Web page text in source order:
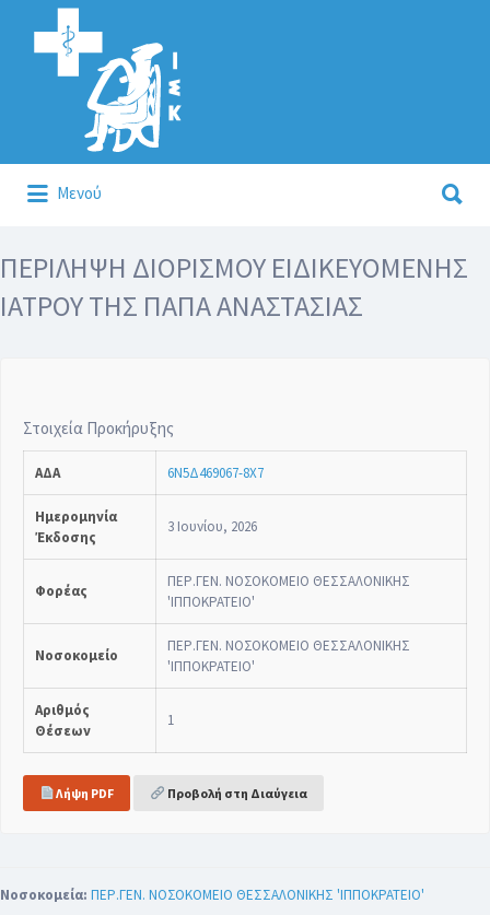
Αναζήτηση
για:
Μενού
για:
ΠΕΡΙΛΗΨΗ ΔΙΟΡΙΣΜΟΥ ΕΙΔΙΚΕΥΟΜΕΝΗΣ
ΙΑΤΡΟΥ ΤΗΣ ΠΑΠΑ ΑΝΑΣΤΑΣΙΑΣ
Στοιχεία Προκήρυξης
ΑΔΑ 6Ν5Δ469067-8Χ7
Ημερομηνία
Έκδοσης
3 Ιουνίου, 2026
Φορέας
ΠΕΡ.ΓΕΝ. ΝΟΣΟΚΟΜΕΙΟ ΘΕΣΣΑΛΟΝΙΚΗΣ
'ΙΠΠΟΚΡΑΤΕΙO'
Νοσοκομείο
ΠΕΡ.ΓΕΝ. ΝΟΣΟΚΟΜΕΙΟ ΘΕΣΣΑΛΟΝΙΚΗΣ
'ΙΠΠΟΚΡΑΤΕΙO'
Αριθμός
Θέσεων
1
Λήψη PDF Προβολή στη Διαύγεια
Νοσοκομεία: ΠΕΡ.ΓΕΝ. ΝΟΣΟΚΟΜΕΙΟ ΘΕΣΣΑΛΟΝΙΚΗΣ 'ΙΠΠΟΚΡΑΤΕΙO'